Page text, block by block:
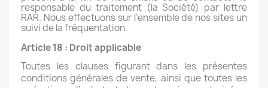
responsable du traitement (la Société) par lettre
RAR. Nous effectuons sur l’ensemble de nos sites un
suivi de la fréquentation.
Article 18 : Droit applicable
Toutes les clauses figurant dans les présentes
conditions générales de vente, ainsi que toutes les